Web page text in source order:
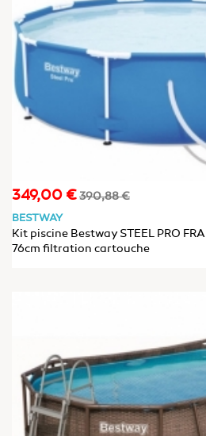
Prix
349,00 €Prix
390,88 €
BESTWAY
Kit piscine Bestway STEEL PRO
76cm filtration cartouche